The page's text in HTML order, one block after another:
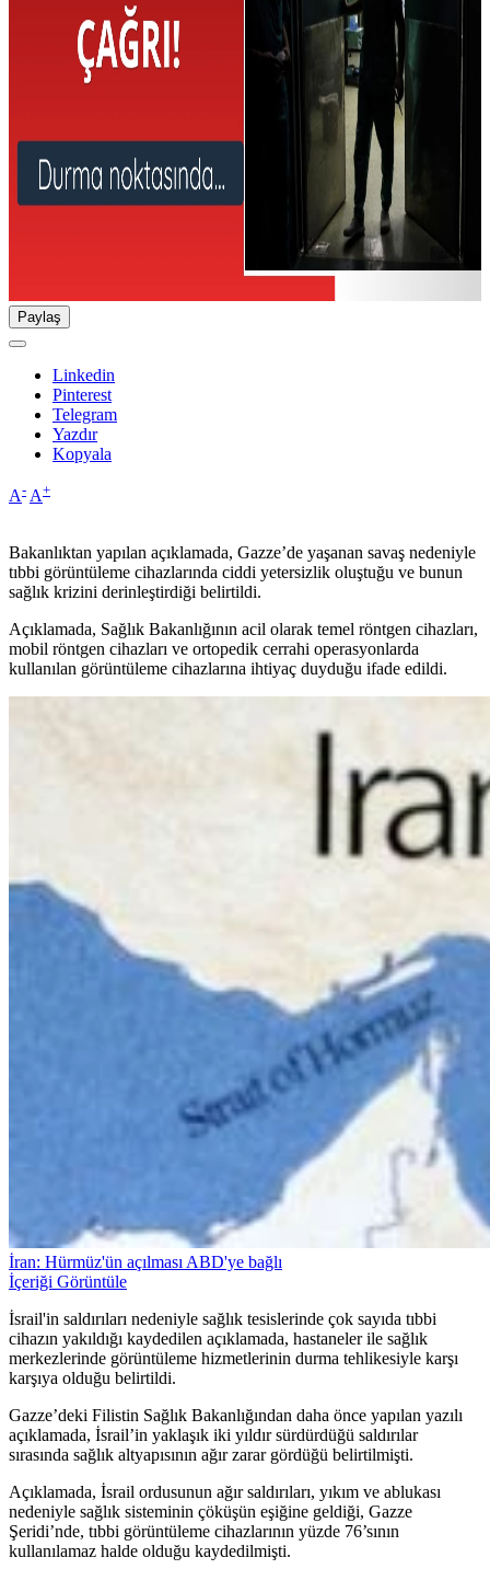
Paylaş
Linkedin
Pinterest
Telegram
Yazdır
Kopyala
A- A+
Bakanlıktan yapılan açıklamada, Gazze’de yaşanan savaş nedeniyle
tıbbi görüntüleme cihazlarında ciddi yetersizlik oluştuğu ve bunun
sağlık krizini derinleştirdiği belirtildi.
Açıklamada, Sağlık Bakanlığının acil olarak temel röntgen cihazları,
mobil röntgen cihazları ve ortopedik cerrahi operasyonlarda
kullanılan görüntüleme cihazlarına ihtiyaç duyduğu ifade edildi.
İran: Hürmüz'ün açılması ABD'ye bağlı
İçeriği Görüntüle
İsrail'in saldırıları nedeniyle sağlık tesislerinde çok sayıda tıbbi
cihazın yakıldığı kaydedilen açıklamada, hastaneler ile sağlık
merkezlerinde görüntüleme hizmetlerinin durma tehlikesiyle karşı
karşıya olduğu belirtildi.
Gazze’deki Filistin Sağlık Bakanlığından daha önce yapılan yazılı
açıklamada, İsrail’in yaklaşık iki yıldır sürdürdüğü saldırılar
sırasında sağlık altyapısının ağır zarar gördüğü belirtilmişti.
Açıklamada, İsrail ordusunun ağır saldırıları, yıkım ve ablukası
nedeniyle sağlık sisteminin çöküşün eşiğine geldiği, Gazze
Şeridi’nde, tıbbi görüntüleme cihazlarının yüzde 76’sının
kullanılamaz halde olduğu kaydedilmişti.